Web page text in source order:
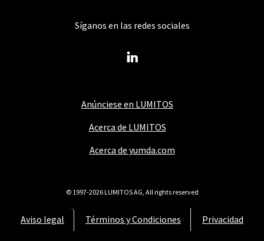
Anúnciese en LUMITOS
Acerca de LUMITOS
Acerca de yumda.com
Aviso legal Términos y Condiciones Privacidad
Síganos en las redes sociales
© 1997-2026 LUMITOS AG, All rights reserved